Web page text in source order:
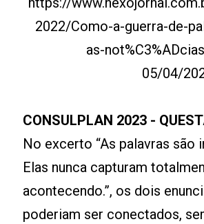
2022/Como-a-guerra-de-
as-
05/04/
CONSULPLAN 2023 -
No excerto “As palavras são
Elas nunca capturam
acontecendo.”, os dois
poderiam ser conectados,